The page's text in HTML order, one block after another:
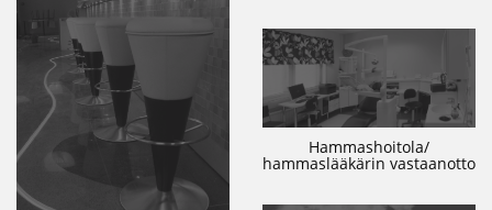
Hammashoitola/
hammaslääkärin vastaanotto